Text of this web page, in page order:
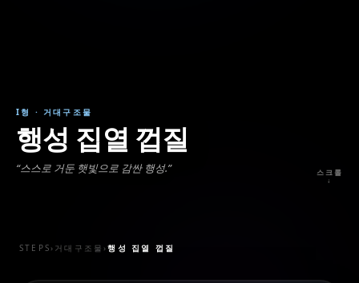
I형 · 거대구조물
행성 집열 껍질
“스스로 거둔 햇빛으로 감싼 행성.”
스크롤
↓
STEPS › 거대구조물 ›행성 집열 껍질